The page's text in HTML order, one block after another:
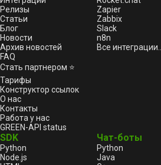
Релизы
Статьи
Блог
Новости
Архив новостей
FAQ
Стать партнером ⭐
Тарифы
Конструктор ссылок
О нас
Контакты
Работа у нас
GREEN-API status
Zapier
Zabbix
Slack
n8n
Все интеграции...
SDK
Python
Node.js
Чат-боты
Python
Java